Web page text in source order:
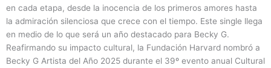
en cada etapa, desde la inocencia de los primeros amores hasta
la admiración silenciosa que crece con el tiempo. Este single llega
en medio de lo que será un año destacado para Becky G.
Reafirmando su impacto cultural, la Fundación Harvard nombró a
Becky G Artista del Año 2025 durante el 39º evento anual Cultural